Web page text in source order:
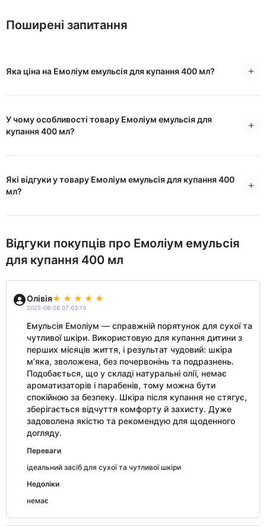
Поширені запитання
Яка ціна на Емоліум емульсія для купання 400 мл?
У чому особливості товару Емоліум емульсія для
купання 400 мл?
Які відгуки у товару Емоліум емульсія для купання 400
мл?
Відгуки покупців про Емоліум емульсія
для купання 400 мл
Олівія
2025-08-26 07:03:14
Емульсія Емоліум — справжній порятунок для сухої та
чутливої шкіри. Використовую для купання дитини з
перших місяців життя, і результат чудовий: шкіра
м’яка, зволожена, без почервонінь та подразнень.
Подобається, що у складі натуральні олії, немає
ароматизаторів і парабенів, тому можна бути
спокійною за безпеку. Шкіра після купання не стягує,
зберігається відчуття комфорту й захисту. Дуже
задоволена якістю та рекомендую для щоденного
догляду.
Переваги
ідеальний засіб для сухої та чутливої шкіри
Недоліки
немає